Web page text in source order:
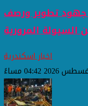
جهود تطوير ورصف
السيولة المرورية
اخبار اسكندرية